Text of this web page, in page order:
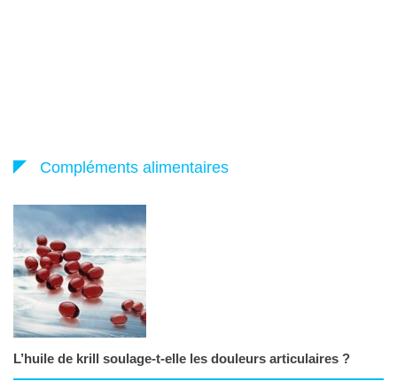
Compléments alimentaires
L’huile de krill soulage-t-elle les douleurs articulaires ?